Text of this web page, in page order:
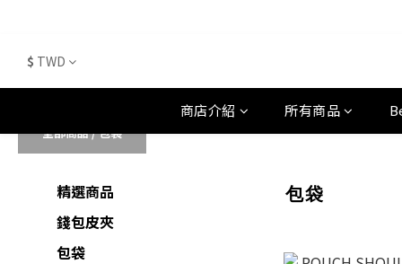
$ TWD
商店介紹 所有商品
全部商品/包袋
精選商品
錢包皮夾
包袋
包袋